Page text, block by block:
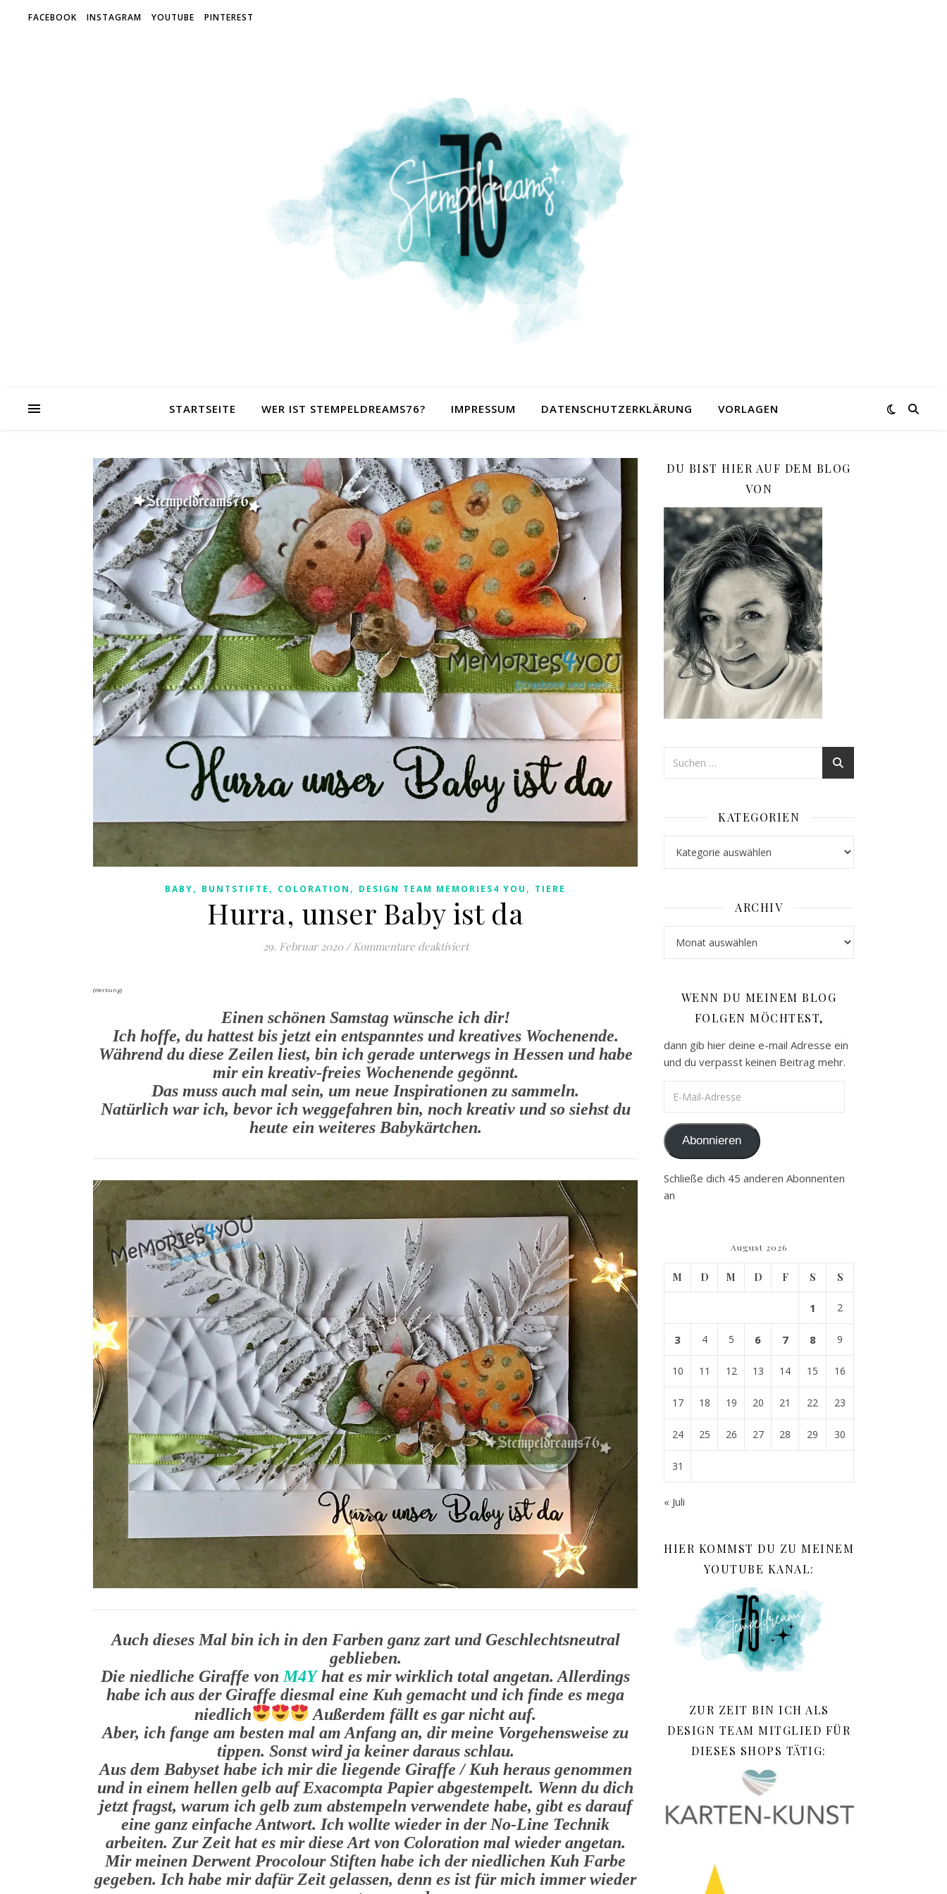
FACEBOOK INSTAGRAM YOUTUBE PINTEREST
STARTSEITE WER IST STEMPELDREAMS76? IMPRESSUM DATENSCHUTZERKLÄRUNG VORLAGEN
BABY, BUNTSTIFTE , COLORATION , DESIGN TEAM MEMORIES4 YOU , TIERE
Hurra, unser Baby ist da
29. Februar 2020 / Kommentare deaktiviertfür Hurra, unser Baby ist da
(Werbung)
Einen schönen Samstag wünsche ich dir!
Ich hoffe, du hattest bis jetzt ein entspanntes und kreatives Wochenende.
Während du diese Zeilen liest, bin ich gerade unterwegs in Hessen und habe
mir ein kreativ-freies Wochenende gegönnt.
Das muss auch mal sein, um neue Inspirationen zu sammeln.
Natürlich war ich, bevor ich weggefahren bin, noch kreativ und so siehst du
heute ein weiteres Babykärtchen.
Auch dieses Mal bin ich in den Farben ganz zart und Geschlechtsneutral
geblieben.
Die niedliche Giraffe vonM4Yhat es mir wirklich total angetan. Allerdings
habe ich aus der Giraffe diesmal eine Kuh gemacht und ich finde es mega
niedlich
Außerdem fällt es gar nicht auf.
Aber, ich fange am besten mal am Anfang an, dir meine Vorgehensweise zu
tippen. Sonst wird ja keiner daraus schlau.
Aus dem Babyset habe ich mir die liegende Giraffe / Kuh heraus genommen
und in einem hellen gelb auf Exacompta Papier abgestempelt. Wenn du dich
jetzt fragst, warum ich gelb zum abstempeln verwendete habe, gibt es darauf
eine ganz einfache Antwort. Ich wollte wieder in der No-Line Technik
arbeiten. Zur Zeit hat es mir diese Art von Coloration mal wieder angetan.
Mir meinen Derwent Procolour Stiften habe ich der niedlichen Kuh Farbe
gegeben. Ich habe mir dafür Zeit gelassen, denn es ist für mich immer wieder
DU BIST HIER AUF DEM BLOG
VON
KATEGORIEN
ARCHIV
WENN DU MEINEM BLOG
FOLGEN MÖCHTEST,
dann gib hier deine e-mail Adresse ein
und du verpasst keinen Beitrag mehr.
Abonnieren
Schließe dich 45 anderen Abonnenten
an
August 2026
M D M D F S S
1 2
3 4 5 6 7 8 9
10 11 12 13 14 15 16
17 18 19 20 21 22 23
24 25 26 27 28 29 30
31
« Juli
HIER KOMMST DU ZU MEINEM
YOUTUBE KANAL:
ZUR ZEIT BIN ICH ALS
DESIGN TEAM MITGLIED FÜR
DIESES SHOPS TÄTIG: